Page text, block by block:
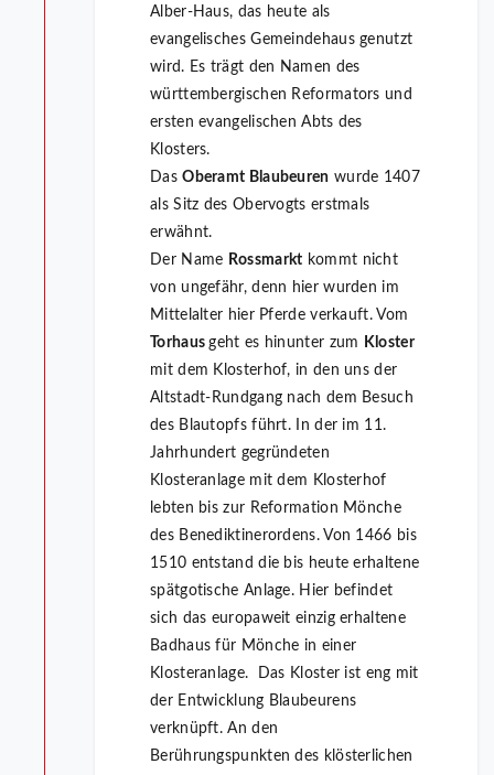
Alber-Haus, das heute als
evangelisches Gemeindehaus genutzt
wird. Es trägt den Namen des
württembergischen Reformators und
ersten evangelischen Abts des
Klosters.
DasOberamt Blaubeuren wurde 1407
als Sitz des Obervogts erstmals
erwähnt.
Der Name Rossmarkt kommt nicht
von ungefähr, denn hier wurden im
Mittelalter hier Pferde verkauft. Vom
Torhausgeht es hinunter zum
Kloster
mit dem Klosterhof, in den uns der
Altstadt-Rundgang nach dem Besuch
des Blautopfs führt. In der im 11.
Jahrhundert gegründeten
Klosteranlage mit dem Klosterhof
lebten bis zur Reformation Mönche
des Benediktinerordens. Von 1466 bis
1510 entstand die bis heute erhaltene
spätgotische Anlage. Hier befindet
sich das europaweit einzig erhaltene
Badhaus für Mönche in einer
Klosteranlage. Das Kloster ist eng mit
der Entwicklung Blaubeurens
verknüpft. An den
Berührungspunkten des klösterlichen